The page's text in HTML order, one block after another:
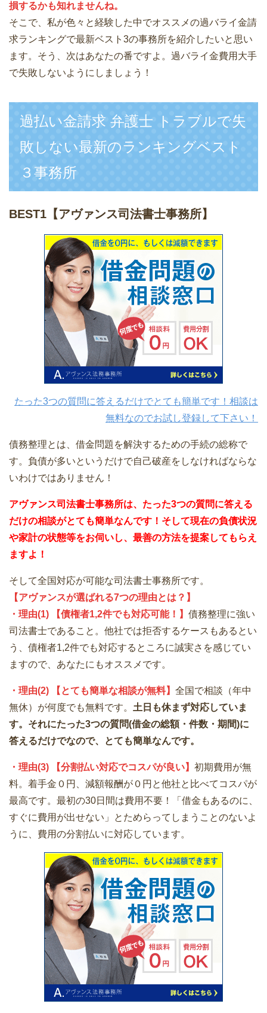
損するかも知れませんね。
そこで、私が色々と経験した中でオススメの過バライ金請
求ランキングで最新ベスト3の事務所を紹介したいと思い
ます。そう、次はあなたの番ですよ。過バライ金費用大手
で失敗しないようにしましょう！
過払い金請求 弁護士 トラブルで失
敗しない最新のランキングベスト
３事務所
BEST1 【アヴァンス司法書士事務所】
たった3つの質問に答えるだけでとても簡単です！相談は
無料なのでお試し登録して下さい！
債務整理とは、借金問題を解決するための手続の総称で
す。負債が多いというだけで自己破産をしなければならな
いわけではありません！
アヴァンス司法書士事務所は、 たった3つの質問に答える
だけの相談がとても簡単なんです！そして現在の負債状況
や家計の状態等をお伺いし、最善の方法を提案してもらえ
ますよ！
そして全国対応が可能な司法書士事務所です。
【アヴァンスが選ばれる7つの理由とは？】
・理由(1) 【債権者1,2件でも対応可能！】 債務整理に強い
司法書士であること。他社では拒否するケースもあるとい
う、債権者1,2件でも対応するところに誠実さを感じてい
ますので、あなたにもオススメです。
・理由(2) 【とても簡単な相談が無料】 全国で相談（年中
無休）が何度でも無料です。 土日も休まず対応していま
す。それにたった3つの質問(借金の総額・件数・期間)に
答えるだけでなので、とても簡単なんです。
・理由(3) 【分割払い対応でコスパが良い】 初期費用が無
料。着手金０円、減額報酬が０円と他社と比べてコスパが
最高です。最初の30日間は費用不要！「借金もあるのに、
すぐに費用が出せない」とためらってしまうことのないよ
うに、費用の分割払いに対応しています。